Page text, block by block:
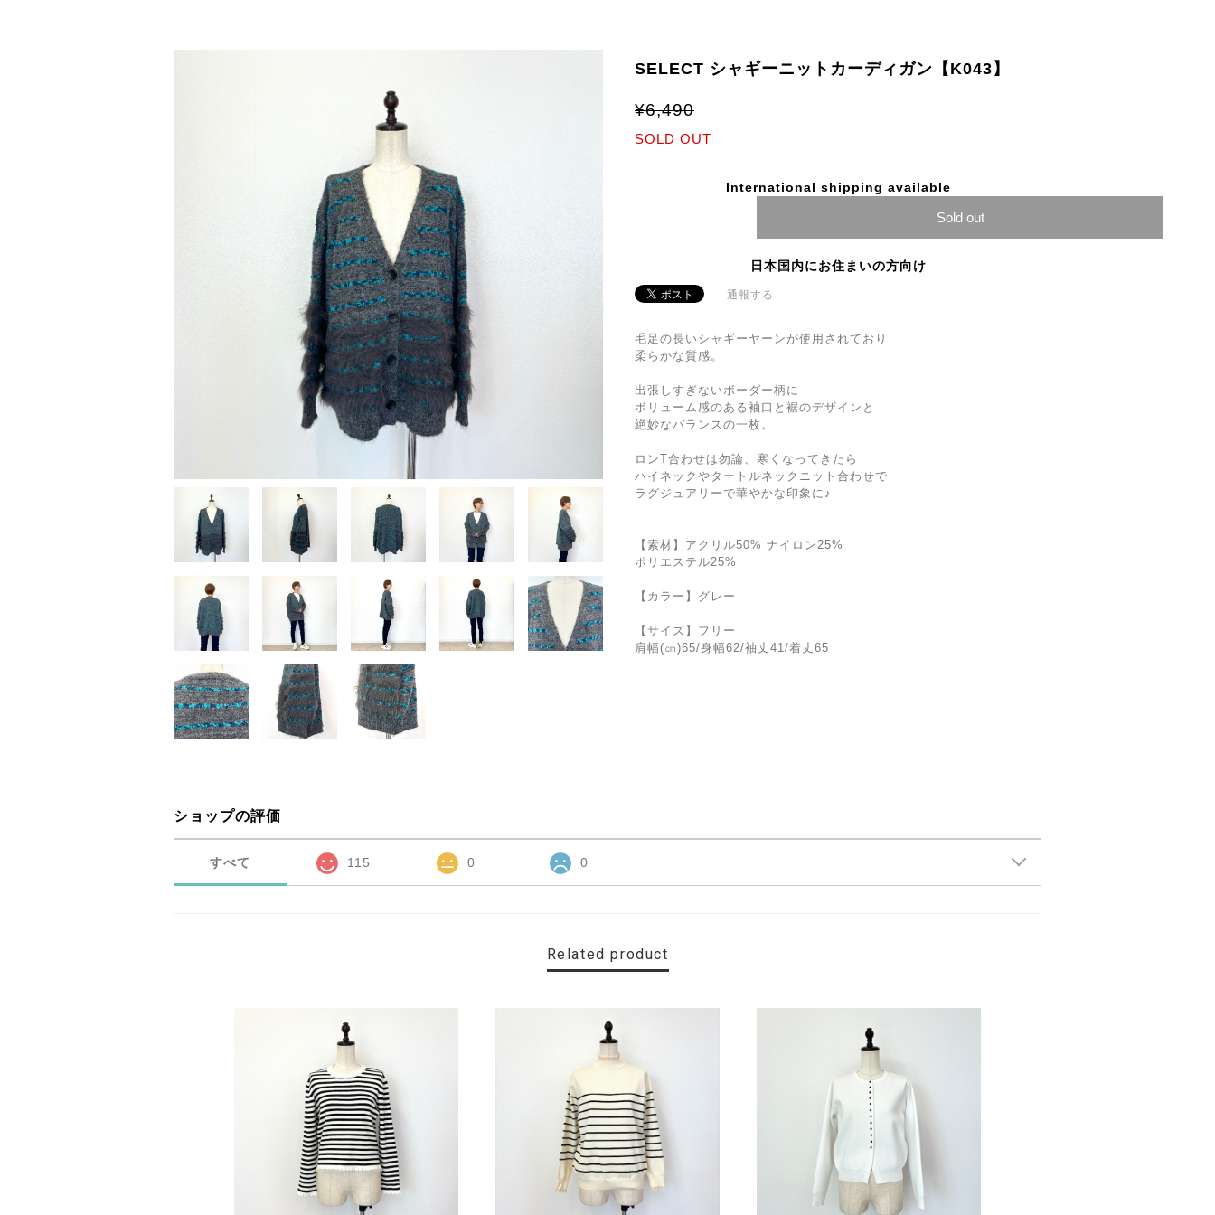
SELECT シャギーニットカーディガン【K043】
¥6,490
SOLD OUT
International shipping available
Sold out
日本国内にお住まいの方向け
通報する
毛足の長いシャギーヤーンが使用されており
柔らかな質感。
出張しすぎないボーダー柄に
ボリューム感のある袖口と裾のデザインと
絶妙なバランスの一枚。
ロンT合わせは勿論、寒くなってきたら
ハイネックやタートルネックニット合わせで
ラグジュアリーで華やかな印象に♪
【素材】アクリル50% ナイロン25%
ポリエステル25%
【カラー】グレー
【サイズ】フリー
肩幅(㎝)65/身幅62/袖丈41/着丈65
ショップの評価
すべて 115 0 0
Related product